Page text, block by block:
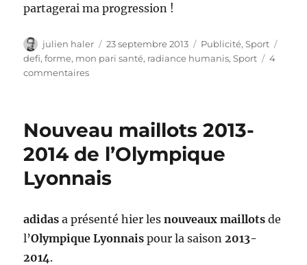
partagerai ma progression !
Auteur
julien haler
Publié
le
23 septembre 2013 Catégories
Publicité,Sport
defi,forme, mon pari santé, radiance humanis,Sport
4
commentairessur
–
du
sport
Nouveau maillots 2013-
2014 de l’Olympique
Lyonnais
adidas a présenté hier lesnouveaux maillots de
l’Olympique Lyonnais pour la saison2013-
2014.